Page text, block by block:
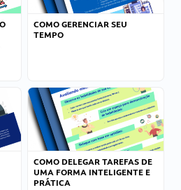
COMO GERENCIAR SEU
TEMPO
COMO DELEGAR TAREFAS DE
UMA FORMA INTELIGENTE E
PRÁTICA